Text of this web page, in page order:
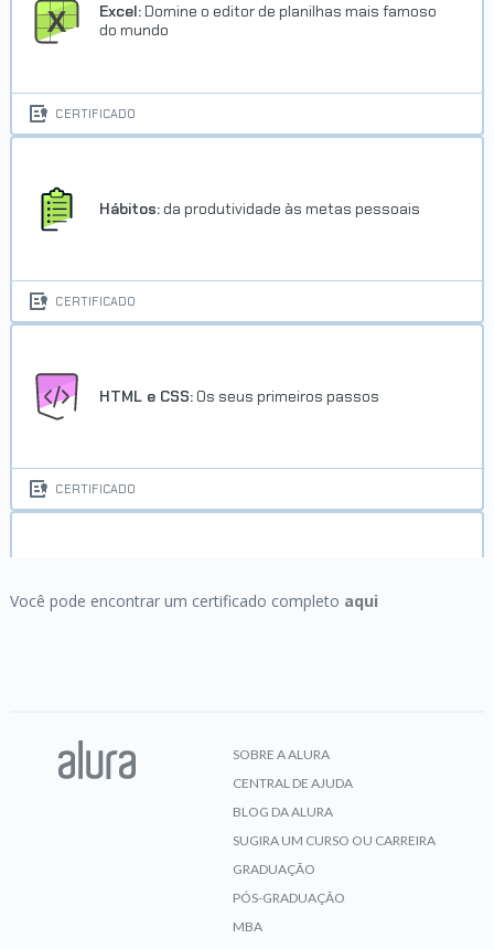
Excel: Domine o editor de planilhas mais famoso
do mundo
CERTIFICADO
Hábitos: da produtividade às metas pessoais
CERTIFICADO
HTML e CSS: Os seus primeiros passos
CERTIFICADO
Você pode encontrar um certificado completo aqui
SOBRE A ALURA
CENTRAL DE AJUDA
BLOG DA ALURA
SUGIRA UM CURSO OU CARREIRA
GRADUAÇÃO
PÓS-GRADUAÇÃO
MBA